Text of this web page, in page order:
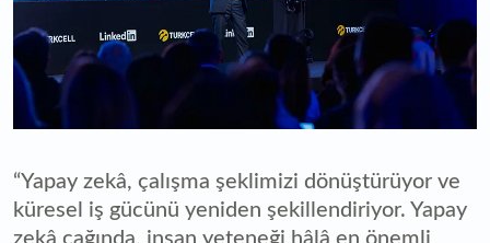
“Yapay zekâ, çalışma şeklimizi dönüştürüyor ve
küresel iş gücünü yeniden şekillendiriyor. Yapay
zekâ çağında, insan yeteneği hâlâ en önemli